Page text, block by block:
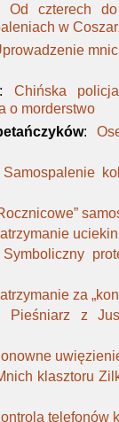
Od czterech
w
: Chińska
o morderstwo
:
Samospalenie
Symboliczny
za
Pieśniarz z
klasztoru
telefonów